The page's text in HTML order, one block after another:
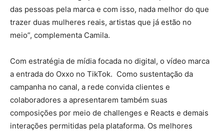
das pessoas pela marca e com isso, nada melhor do que
trazer duas mulheres reais, artistas que já estão no
meio”, complementa Camila.
Com estratégia de mídia focada no digital, o vídeo marca
a entrada do Oxxo no TikTok. Como sustentação da
campanha no canal, a rede convida clientes e
colaboradores a apresentarem também suas
composições por meio de challenges e Reacts e demais
interações permitidas pela plataforma. Os melhores